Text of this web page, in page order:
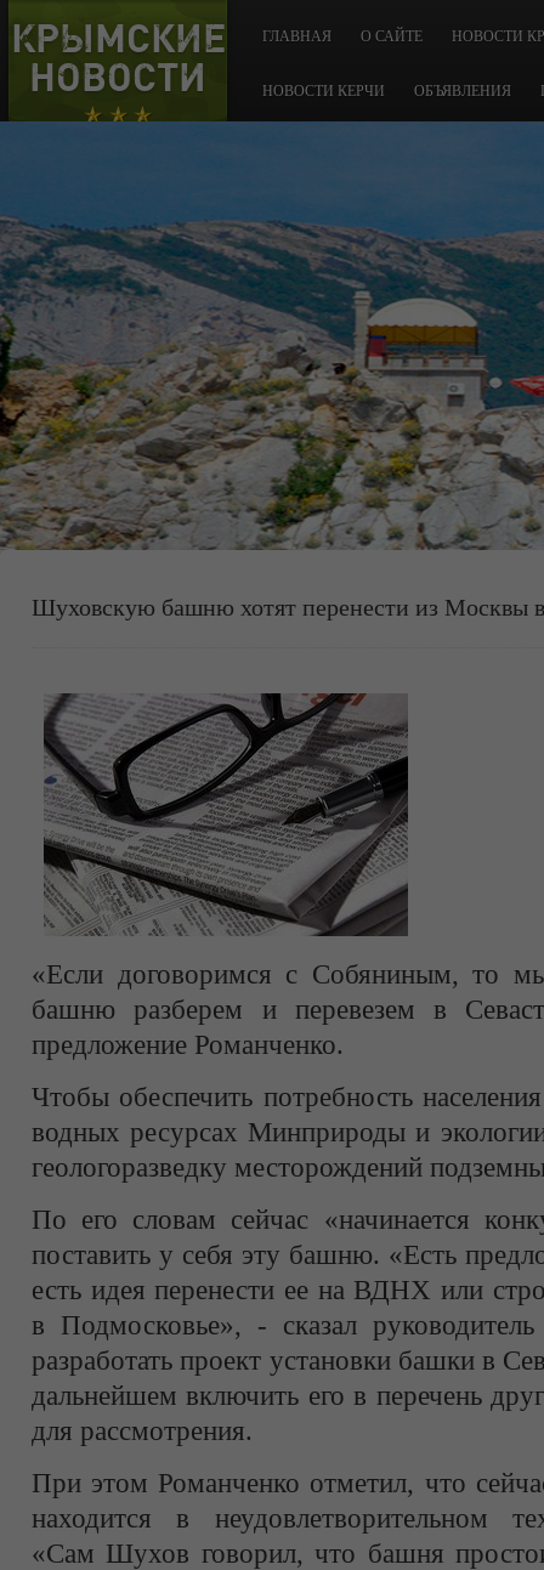
КРЫМСКИЕ
НОВОСТИ
ГЛАВНАЯ О САЙТЕ НОВОСТИ
НОВОСТИ КЕРЧИ ОБЪЯВЛЕНИЯ
Шуховскую башню хотят перенести из Москвы
«Если договоримся с Собяниным, то
башню разберем и перевезем в
предложение Романченко.
Чтобы обеспечить потребность
водных ресурсах Минприроды и
геологоразведку месторождений
По его словам сейчас «начинается
поставить у себя эту башню. «Есть
есть идея перенести ее на ВДНХ или
в Подмосковье», - сказал
разработать проект установки башки в
дальнейшем включить его в перечень
для рассмотрения.
При этом Романченко отметил, что
находится в неудовлетворительном
«Сам Шухов говорил, что башня